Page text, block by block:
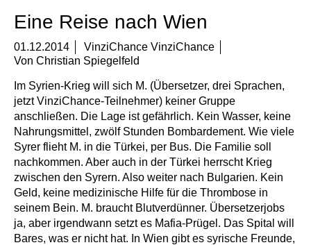
Eine Reise nach Wien
01.12.2014
VinziChance VinziChance
Von Christian Spiegelfeld
Im Syrien-Krieg will sich M. (Übersetzer, drei Sprachen,
jetzt VinziChance-Teilnehmer) keiner Gruppe
anschließen. Die Lage ist gefährlich. Kein Wasser, keine
Nahrungsmittel, zwölf Stunden Bombardement. Wie viele
Syrer flieht M. in die Türkei, per Bus. Die Familie soll
nachkommen. Aber auch in der Türkei herrscht Krieg
zwischen den Syrern. Also weiter nach Bulgarien. Kein
Geld, keine medizinische Hilfe für die Thrombose in
seinem Bein. M. braucht Blutverdünner. Übersetzerjobs
ja, aber irgendwann setzt es Mafia-Prügel. Das Spital will
Bares, was er nicht hat. In Wien gibt es syrische Freunde,